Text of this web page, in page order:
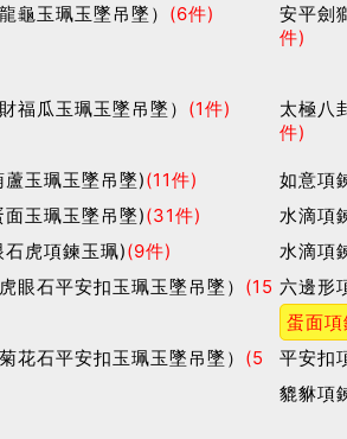
龜玉珮玉墜吊墜） (6件)
安平劍
件)
福瓜玉珮玉墜吊墜） (1件)
太極八
件)
玉珮玉墜吊墜)(11件)
如意項
玉珮玉墜吊墜)(31件)
水滴項
虎項鍊玉珮)(9件)
水滴項
眼石平安扣玉珮玉墜吊墜） (15 六邊形
蛋面
花石平安扣玉珮玉墜吊墜） (5
平安扣
貔貅項